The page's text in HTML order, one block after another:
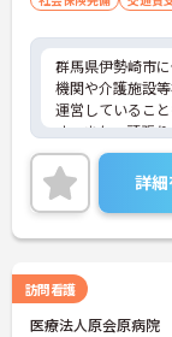
群馬県伊勢崎市
機関や介護施設
運営しているこ
す。また、頑張
月分の賞与支給
ご興味のある方
詳
訪問看護
医療法人原会原病院